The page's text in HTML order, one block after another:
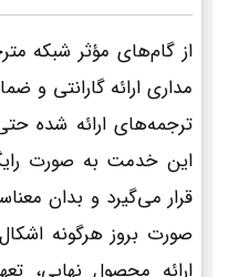
از گام‌های مؤثر شبکه
مداری ارائه گارانتی و
ترجمه‌های ارائه شده
این خدمت به صورت
قرار می‌گیرد و بدان
صورت بروز هرگونه
ارائه محصول نهایی،